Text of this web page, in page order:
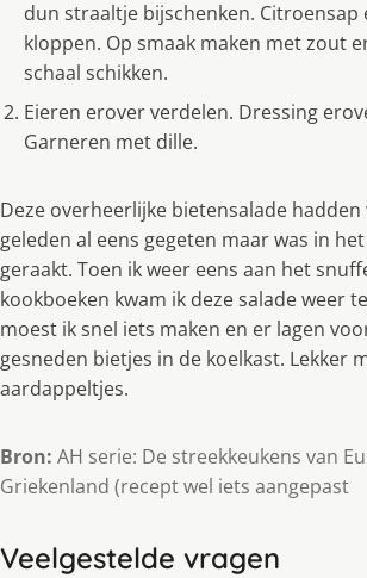
dun straaltje bijschenken.
kloppen. Op smaak maken met zout
schaal schikken.
Eieren erover verdelen. Dressing
Garneren met dille.
Deze overheerlijke bietensalade
geleden al eens gegeten maar was in
geraakt. Toen ik weer eens aan het
kookboeken kwam ik deze salade weer
moest ik snel iets maken en er lagen
gesneden bietjes in de koelkast. Lekker
aardappeltjes.
Bron: AH serie: De streekkeukens van
Griekenland (recept wel iets aangepast
Veelgestelde vragen